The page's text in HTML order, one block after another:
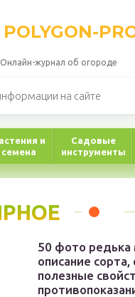
POLYGON-
Онлайн-журнал об огороде
и
семена
Садовые
инструменты
50 фото редька
описание сорта,
полезные